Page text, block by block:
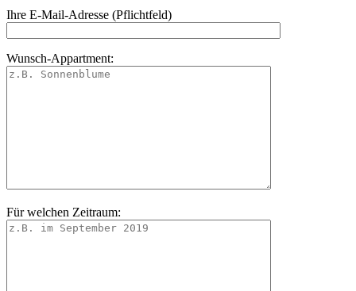
Ihre E-Mail-Adresse (Pflichtfeld)
Wunsch-Appartment:
Für welchen Zeitraum: